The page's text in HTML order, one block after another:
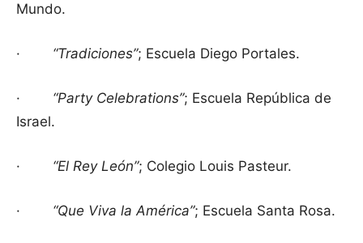
Mundo.
· “Tradiciones”; Escuela Diego Portales.
· “Party Celebrations”; Escuela República de
Israel.
· “El Rey León”; Colegio Louis Pasteur.
· “Que Viva la América”; Escuela Santa Rosa.